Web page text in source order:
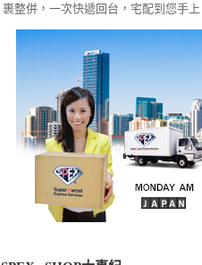
裹整併，一次快遞回台，宅配到您手